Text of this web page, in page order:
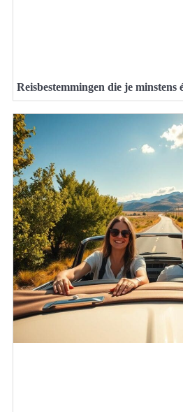
Reisbestemmingen die je minstens